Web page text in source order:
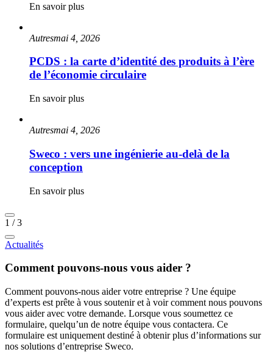
En savoir plus
Autresmai 4, 2026
PCDS : la carte d’identité des produits à l’ère
de l’économie circulaire
En savoir plus
Autresmai 4, 2026
Sweco : vers une ingénierie au-delà de la
conception
En savoir plus
1 /3
Actualités
Comment pouvons-nous vous aider ?
Comment pouvons-nous aider votre entreprise ? Une équipe
d’experts est prête à vous soutenir et à voir comment nous pouvons
vous aider avec votre demande. Lorsque vous soumettez ce
formulaire, quelqu’un de notre équipe vous contactera. Ce
formulaire est uniquement destiné à obtenir plus d’informations sur
nos solutions d’entreprise Sweco.